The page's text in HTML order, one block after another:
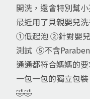
開洗，還會特別幫
最近用了貝親嬰兒
①低起泡 ②針對嬰
測試 ⑤不含Paraben
通通都符合媽媽的
一包一包的獨立包
🤣🤣